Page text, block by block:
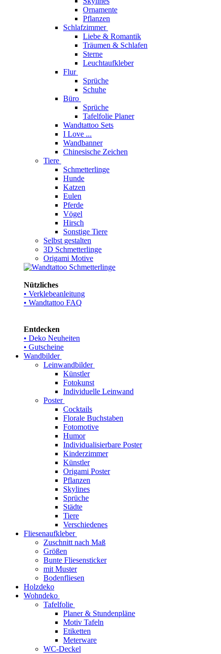
Ornamente
Pflanzen
Schlafzimmer
Liebe & Romantik
Träumen & Schlafen
Sterne
Leuchtaufkleber
Flur
Sprüche
Schuhe
Büro
Sprüche
Tafelfolie Planer
Wandtattoo Sets
I Love ...
Wandbanner
Chinesische Zeichen
Tiere
Schmetterlinge
Hunde
Katzen
Eulen
Pferde
Vögel
Hirsch
Sonstige Tiere
Selbst gestalten
3D Schmetterlinge
Origami Motive
Nützliches
• Verklebeanleitung
• Wandtattoo FAQ
Entdecken
• Deko Neuheiten
• Gutscheine
Wandbilder
Leinwandbilder
Künstler
Fotokunst
Individuelle Leinwand
Poster
Cocktails
Florale Buchstaben
Fotomotive
Humor
Individualisierbare Poster
Kinderzimmer
Künstler
Origami Poster
Pflanzen
Skylines
Sprüche
Städte
Tiere
Verschiedenes
Fliesenaufkleber
Zuschnitt nach Maß
Größen
Bunte Fliesensticker
mit Muster
Bodenfliesen
Holzdeko
Wohndeko
Tafelfolie
Planer & Stundenpläne
Motiv Tafeln
Etiketten
Meterware
WC-Deckel